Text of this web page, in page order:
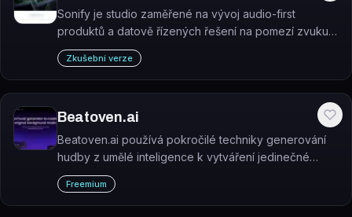
Sonify je studio zaměřené na vývoj audio-first
produktů a datově řízených řešení na pomezí zvuku,
dat a nových technologií.
Zkušební verze
Beatoven.ai
Beatoven.ai používá pokročilé techniky generování
hudby z umělé inteligence k vytváření jedinečné
náladové hudby, která odpovídá každé části vašeho
videa nebo podcastu.
Freemium